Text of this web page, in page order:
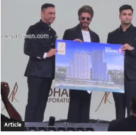
Article